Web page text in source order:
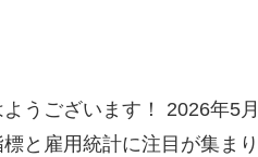
うございます！ 2026年5
と雇用統計に注目が集ま